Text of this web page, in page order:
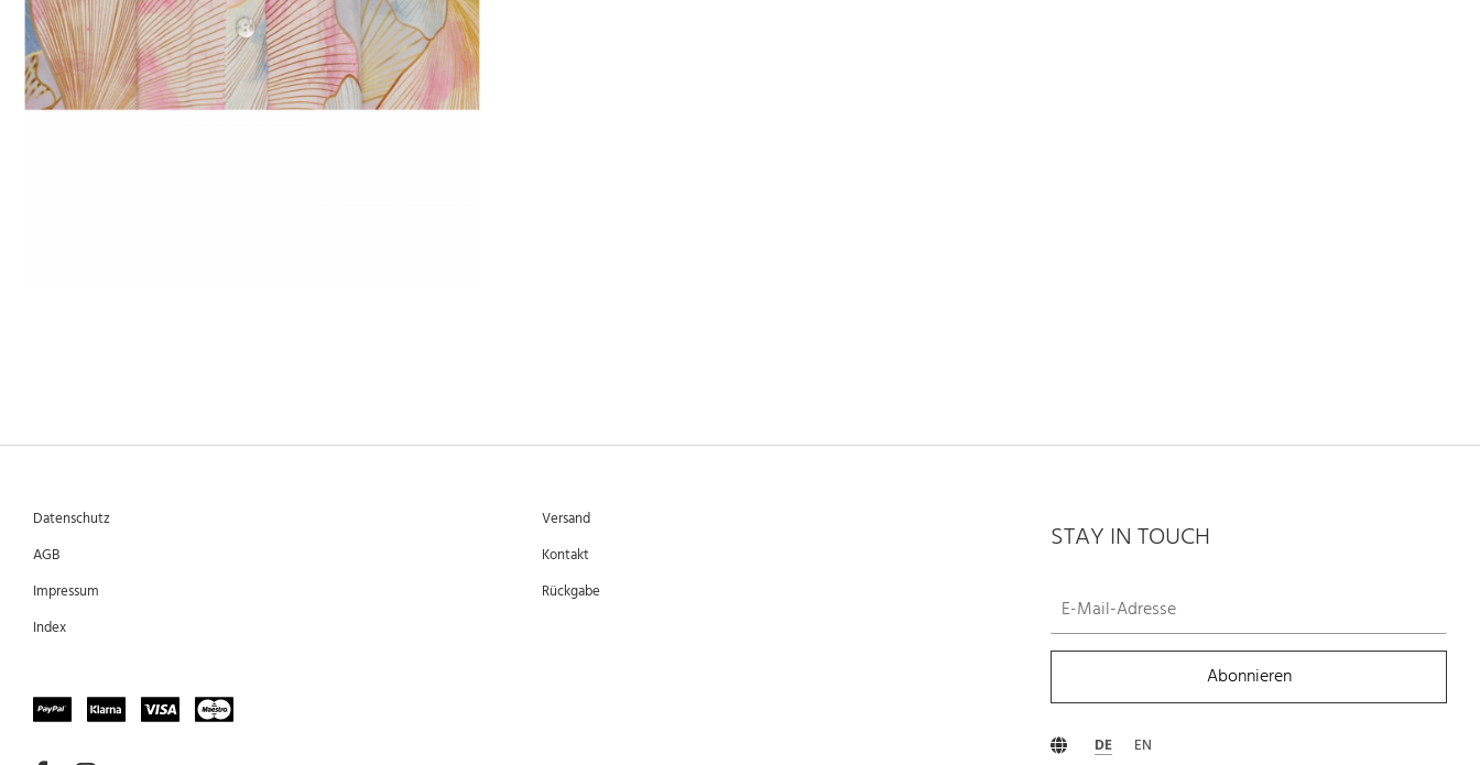
Datenschutz
AGB
Impressum
Index
Versand
Kontakt
Rückgabe
STAY IN TOUCH
Abonnieren
DE EN